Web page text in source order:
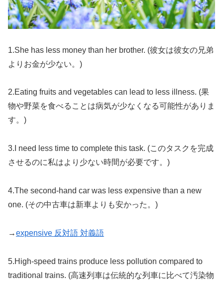
1.She has less money than her brother. (彼女は彼女の兄弟
よりお金が少ない。)
2.Eating fruits and vegetables can lead to less illness. (果
物や野菜を食べることは病気が少なくなる可能性がありま
す。)
3.I need less time to complete this task. (このタスクを完成
させるのに私はより少ない時間が必要です。)
4.The second-hand car was less expensive than a new
one. (その中古車は新車よりも安かった。)
→expensive 反対語 対義語
5.High-speed trains produce less pollution compared to
traditional trains. (高速列車は伝統的な列車に比べて汚染物